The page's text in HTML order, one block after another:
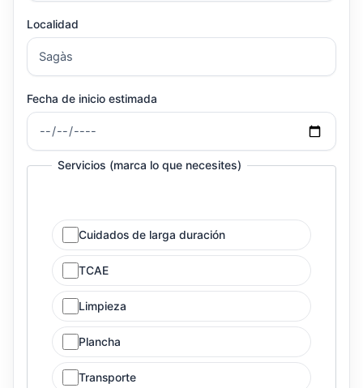
Localidad
Fecha de inicio estimada
Servicios (marca lo que necesites)
Cuidados de larga duración
TCAE
Limpieza
Plancha
Transporte